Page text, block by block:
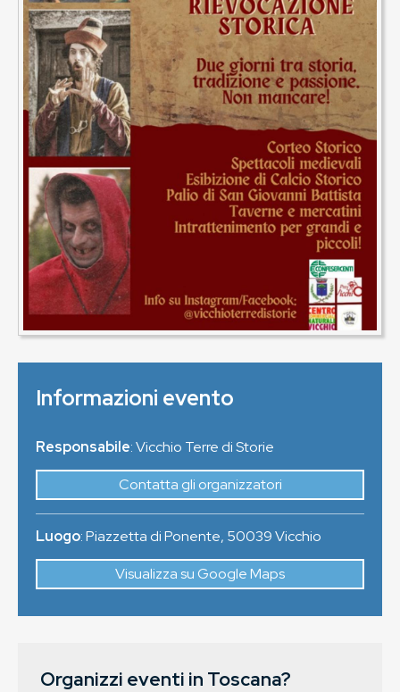
Informazioni evento
Responsabile: Vicchio Terre di Storie
Contatta gli organizzatori
Luogo:Piazzetta di Ponente, 50039Vicchio
Visualizza su Google Maps
Organizzi eventi in Toscana?